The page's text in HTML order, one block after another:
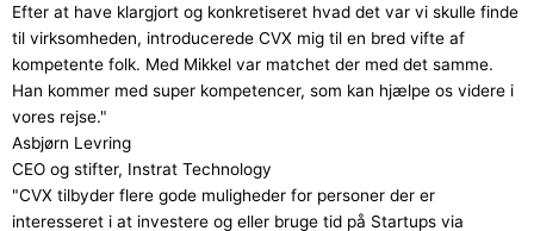
Efter at have klargjort og konkretiseret hvad det var vi skulle finde
til virksomheden, introducerede CVX mig til en bred vifte af
kompetente folk. Med Mikkel var matchet der med det samme.
Han kommer med super kompetencer, som kan hjælpe os videre i
vores rejse."
Asbjørn Levring
CEO og stifter, Instrat Technology
"CVX tilbyder flere gode muligheder for personer der er
interesseret i at investere og eller bruge tid på Startups via